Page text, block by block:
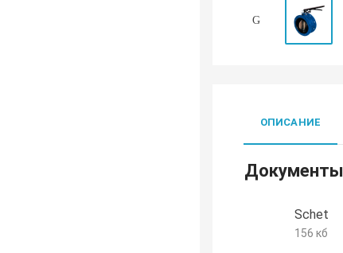
ОПИСАНИЕ
Документы
Schet
156 кб